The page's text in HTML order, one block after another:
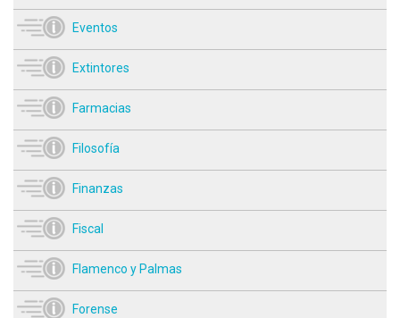
Eventos
Extintores
Farmacias
Filosofía
Finanzas
Fiscal
Flamenco y Palmas
Forense